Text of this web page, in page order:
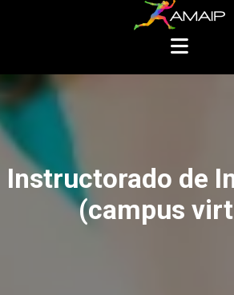
Instructorado de
(campus